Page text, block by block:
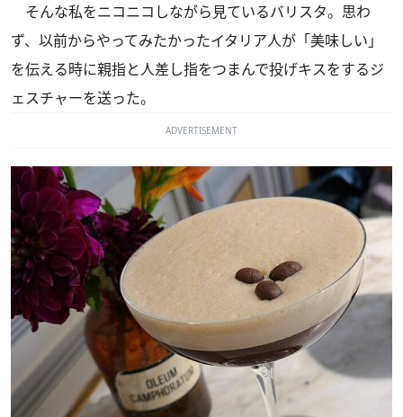
そんな私をニコニコしながら見ているバリスタ。思わ
ず、以前からやってみたかったイタリア人が「美味しい」
を伝える時に親指と人差し指をつまんで投げキスをするジ
ェスチャーを送った。
ADVERTISEMENT